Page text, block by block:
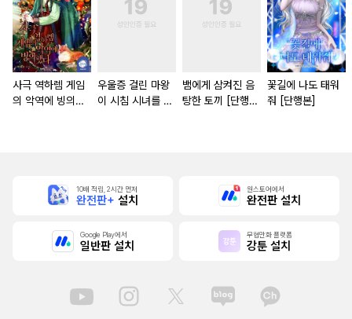
사극 역하렘 게임
의 악역에 빙의했
우울증 걸린 마왕
이 시침 시녀를 들
뱀에게 삼켜진 음
탕한 토끼 [단행
꽃길에 나도 태워
줘 [단행본]
10배 적립, 2시간 먼저
완전판+ 설치
원스토어에서
완전판 설치
Google Play에서
일반판 설치
무협만화 플랫폼
강툰 설치